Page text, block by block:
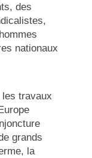
des
nationaux
travaux
grands
la